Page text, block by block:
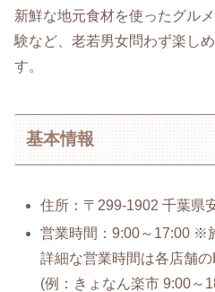
新鮮な地元食材を使ったグル
験など、老若男女問わず楽し
す。
基本情報
住所：〒299-1902 千葉県
営業時間：9:00～17:00 ※
詳細な営業時間は各店舗
(例：きょなん楽市 9:00～